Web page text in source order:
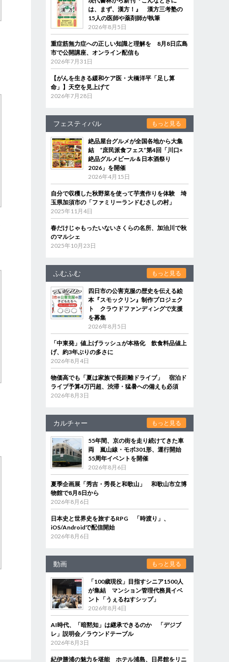
は、まず、漢方！』 漢方三考塾の
15人の医師や薬剤師が執筆
2026年8月5日
重症筋無力症への正しい知識と理解を 8月8日広島
市で公開講座、オンライン配信も
2026年7月31日
【がんを生きる緩和ケア医・大橋洋平「足し算
命」】天空を見上げて
2026年7月28日
フェスティバル もっと見る
絶品屋台グルメが全国各地から大集
結 “庶民派食フェス”第4回「川口×
絶品グルメビール＆日本酒祭り
2026」を開催
2026年4月15日
自分で収穫した秋野菜を使って芋煮作りを体験 埼
玉県加須市の「ファミリーランドむさしの村」
2025年11月4日
春だけじゃもったいないさくらの名所、加治川で秋
のマルシェ
2025年10月23日
ふむふむ もっと見る
四日市の公害克服の歴史を伝える絵
本『スモックリン』制作プロジェク
ト クラウドファンディングで支援
を募集
2026年8月5日
「中東発」値上げラッシュが本格化 飲食料品値上
げ、約3年ぶりの多さに
2026年8月4日
物価高でも「夏は家族で長距離ドライブ」 宿泊ド
ライブ予算4万円超、渋滞・猛暑への備えも必須
2026年8月3日
カルチャー もっと見る
55年間、京の街を走り続けてきた車
両 嵐山線・モボ301形、運行開始
55周年イベントを開催
2026年8月6日
夏季企画展「秀吉・秀長と和歌山」 和歌山市立博
物館で8月8日から
2026年8月6日
日本史と世界史を旅するRPG 「時渡り」、
iOS/Androidで配信開始
2026年8月6日
動画 もっと見る
「100歳現役」目指すシニア1500人
が集結 マンション管理代務員イベ
ント「うぇるねすシップ」
2026年8月4日
AI時代、「暗黙知」は継承できるのか 「デジブ
レ」説明会／ラウンドテーブル
2026年8月3日
紀伊勝浦の魅力を堪能 ホテル浦島、日昇館をリニ